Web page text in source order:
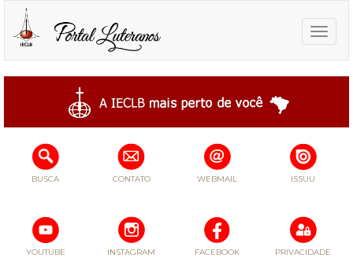
Toggle
BUSCA CONTATO WEBMAIL ISSUU
YOUTUBE INSTAGRAM FACEBOOK PRIVACIDADE